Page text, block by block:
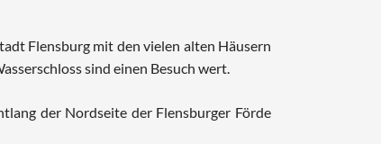
Flensburg mit den vielen alten Häusern
sind einen Besuch wert.
der Nordseite der Flensburger Förde